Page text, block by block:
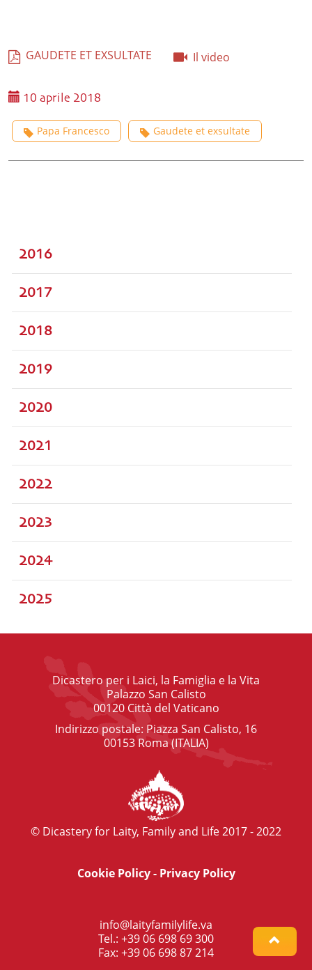
GAUDETE ET EXSULTATE Il video
10 aprile 2018
Papa Francesco Gaudete et exsultate
2016
2017
2018
2019
2020
2021
2022
2023
2024
2025
Dicastero per i Laici, la Famiglia e la Vita
Palazzo San Calisto
00120 Città del Vaticano
Indirizzo postale: Piazza San Calisto, 16
00153 Roma (ITALIA)
© Dicastery for Laity, Family and Life 2017 - 2022
Cookie Policy- Privacy Policy
info@laityfamilylife.va
Tel.: +39 06 698 69 300
Fax: +39 06 698 87 214